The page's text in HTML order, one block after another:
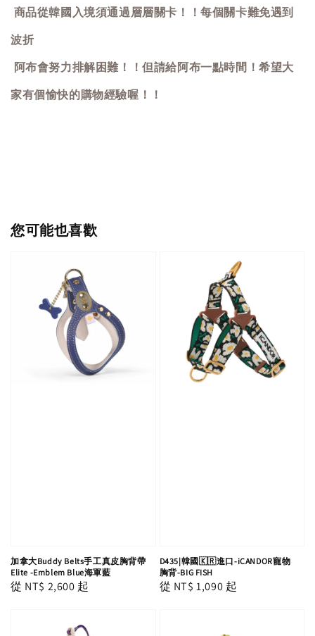
商品從韓國入境須通過層層關卡！！每個關卡難免遇到
波折
阿布會努力排解困難！！但請給阿布一點時間！希望大
家有個愉快的購物經驗喔！！
您可能也喜歡
加拿大Buddy Belts手工真皮胸背帶
Elite -Emblem Blue海軍藍
Regular
從 NT$ 2,600 起
D435|韓國🇰🇷進口-iCANDOR寵物
胸背-BIG FISH
Regular
從 NT$ 1,090 起